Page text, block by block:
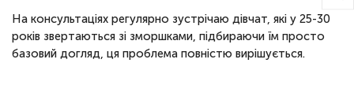
На консультаціях регулярно зустрічаю дівчат, які у 25-30
років звертаються зі зморшками, підбираючи їм просто
базовий догляд, ця проблема повністю вирішується.